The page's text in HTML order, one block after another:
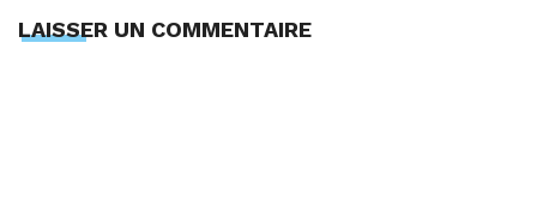
LAISSER UN COMMENTAIRE